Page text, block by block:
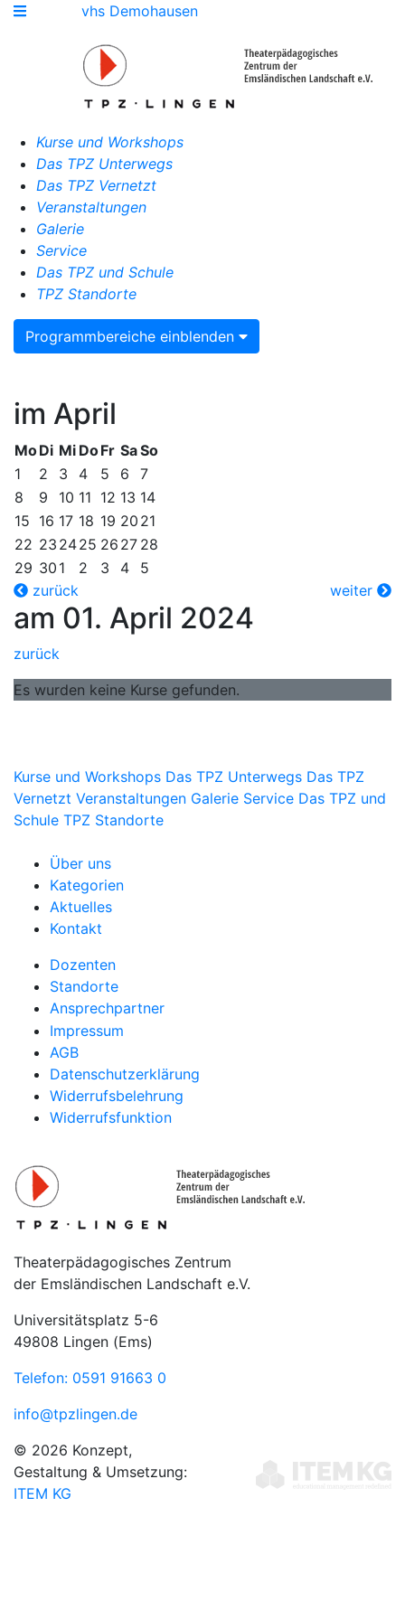
vhs Demohausen
Kurse und Workshops
Das TPZ Unterwegs
Das TPZ Vernetzt
Veranstaltungen
Galerie
Service
Das TPZ und Schule
TPZ Standorte
Programmbereiche einblenden
im April
MoDi Mi DoFr SaSo
1
2 3 4 5 6
7
8
9 10 11 12 13 14
15 16 17 18 19 20 21
22 23 2425 26 27 28
29 30 1 2 3 4
5
zurück
weiter
am 01. April 2024
zurück
Es wurden keine Kurse gefunden.
Kurse und Workshops Das TPZ Unterwegs Das TPZ
Vernetzt Veranstaltungen Galerie Service Das TPZ und
Schule TPZ Standorte
Über uns
Kategorien
Aktuelles
Kontakt
Dozenten
Standorte
Ansprechpartner
Impressum
AGB
Datenschutzerklärung
Widerrufsbelehrung
Widerrufsfunktion
Theaterpädagogisches Zentrum
der Emsländischen Landschaft e.V.
Universitätsplatz 5-6
49808 Lingen (Ems)
Telefon: 0591 91663 0
info@tpzlingen.de
© 2026 Konzept,
Gestaltung & Umsetzung:
ITEM KG